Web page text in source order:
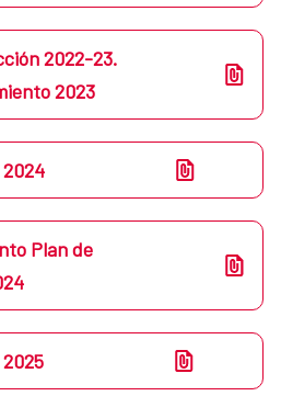
2022-23.
2023
Plan de